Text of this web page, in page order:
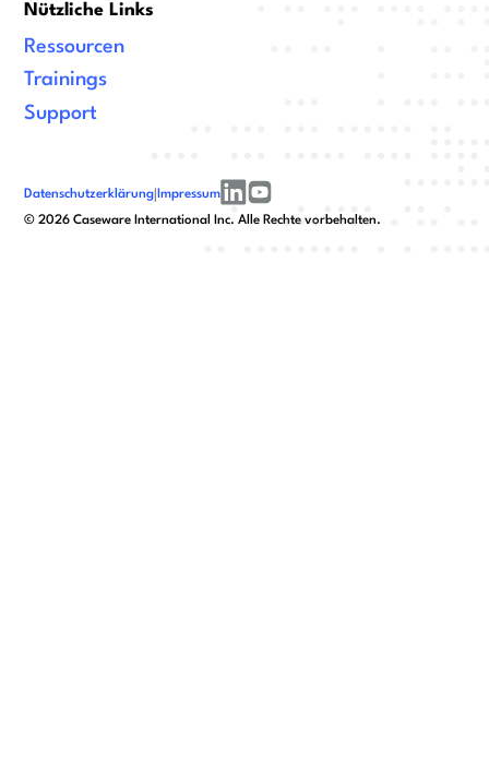
Nützliche Links
Ressourcen
Trainings
Support
©2026 Caseware International Inc. Alle Rechte vorbehalten.
Datenschutzerklärung | Impressum
linkedinyoutube